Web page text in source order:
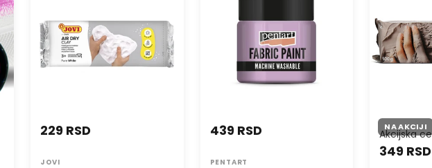
229 RSD
JOVI
439 RSD
PENTART
NA AKCIJI
Akcijska
349 RSD